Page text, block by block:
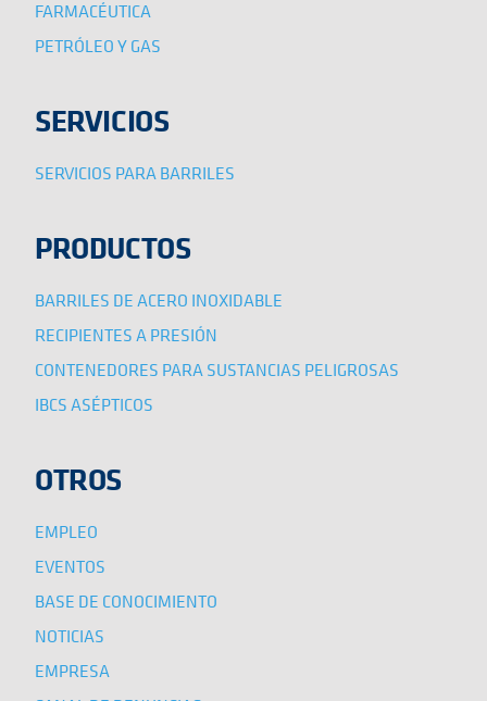
FARMACÉUTICA
PETRÓLEO Y GAS
SERVICIOS
SERVICIOS PARA BARRILES
PRODUCTOS
BARRILES DE ACERO INOXIDABLE
RECIPIENTES A PRESIÓN
CONTENEDORES PARA SUSTANCIAS PELIGROSAS
IBCS ASÉPTICOS
OTROS
EMPLEO
EVENTOS
BASE DE CONOCIMIENTO
NOTICIAS
EMPRESA